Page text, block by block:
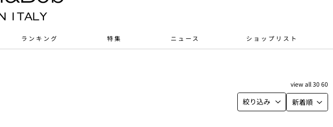
ランキング 特集 ニュース ショップリスト
絞り込み 新着順
viewall30 60